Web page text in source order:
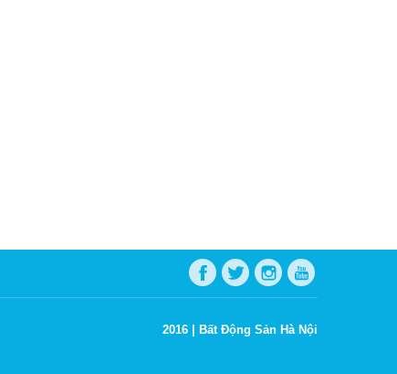
2016 | Bất Động Sản Hà Nội